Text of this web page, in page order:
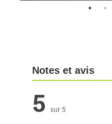
Notes et avis
5 sur 5